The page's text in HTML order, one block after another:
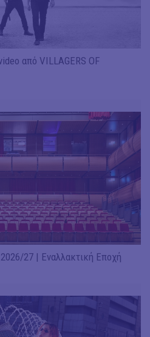
από VILLAGERS OF
27 | Εναλλακτική Εποχή